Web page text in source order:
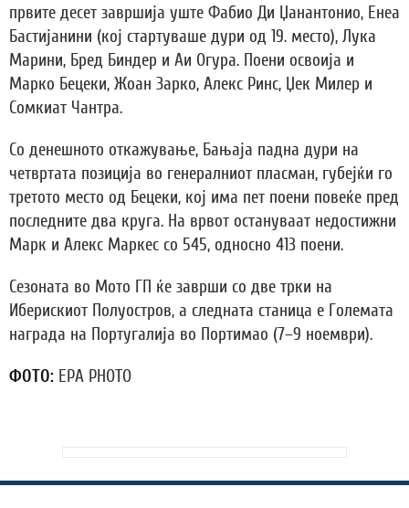
првите десет завршија уште Фабио Ди Џанантонио, Енеа
Бастијанини (кој стартуваше дури од 19. место), Лука
Марини, Бред Биндер и Аи Огура. Поени освоија и
Марко Бецеки, Жоан Зарко, Алекс Ринс, Џек Милер и
Сомкиат Чантра.
Со денешното откажување, Бањаја падна дури на
четвртата позиција во генералниот пласман, губејќи го
третото место од Бецеки, кој има пет поени повеќе пред
последните два круга. На врвот остануваат недостижни
Марк и Алекс Маркес со 545, односно 413 поени.
Сезоната во Мото ГП ќе заврши со две трки на
Иберискиот Полуостров, а следната станица е Големата
награда на Португалија во Портимао (7–9 ноември).
ФОТО: EPA PHOTO